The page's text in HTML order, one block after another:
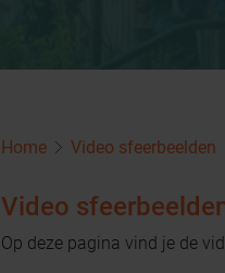
Home Video sfeerbeelden
Video
Op deze pagina vind je de